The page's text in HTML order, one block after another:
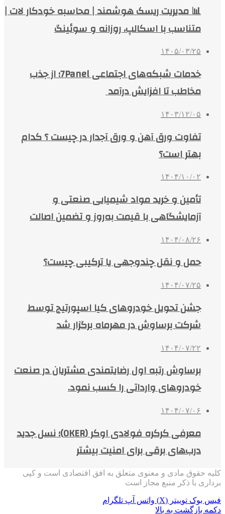
📊 مدیریت ریسک هوشمند | محاسبه خودکار لات |
متناسب با اسکالپ، روزانه و سوئینگ
۱۴۰۵/۰۳/۲۵
خدمات شبکه‌های اجتماعی 7Panel؛ از جذب
مخاطب تا افزایش درآمد
۱۴۰۳/۱۲/۰۵
تفاوت ورق آهن و ورق آجدار در چیست ؟ کدام
بهتر است؟
۱۴۰۴/۱۰/۰۲
تأمین و خرید مواد شیمیایی صنعتی و
آزمایشگاهی با قیمت به‌روز و تضمین اصالت
۱۴۰۴/۰۸/۲۶
حمل و نقل چندوجهی یا ترکیبی چیست؟
۱۴۰۴/۰۷/۲۵
جشن تحویل خودروهای کیا اسپورتیج توسط
شرکت برساوش در مهرماه برگزار شد
۱۴۰۴/۰۷/۲۲
برساوش رتبه اول رضایتمندی مشتریان در صنعت
خودروهای وارداتی را کسب نمود.
۱۴۰۴/۰۷/۰۶
معرفی کرکره فولادی اوکر (OKER)؛ نسل جدید
درب‌های برقی برای امنیت بیشتر
کلیه حقوق مادی و معنوی متعلق به افق اقتصادی است و کپی
برداری با ذکر منبع مجاز است
فیس بوک توییتر (X) واتس آپ تلگرام
دکمه بازگشت به بالا